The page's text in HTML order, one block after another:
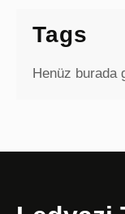
Tags
Henüz